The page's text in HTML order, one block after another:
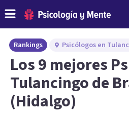
Rankings Psicólogos en
Los 9 mejores
Tulancingo de
(Hidalgo)